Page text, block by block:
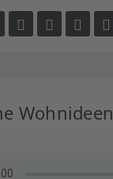
Wohnideen